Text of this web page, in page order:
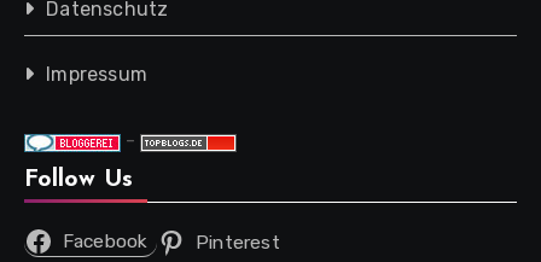
Datenschutz
Impressum
-
Follow Us
Facebook Pinterest